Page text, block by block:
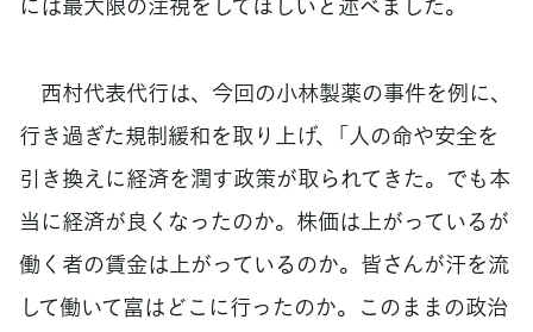
西村代表代行は、今回の小林製薬の事件を例に、
行き過ぎた規制緩和を取り上げ、「人の命や安全を
引き換えに経済を潤す政策が取られてきた。でも本
当に経済が良くなったのか。株価は上がっているが
働く者の賃金は上がっているのか。皆さんが汗を流
して働いて富はどこに行ったのか。このままの政治